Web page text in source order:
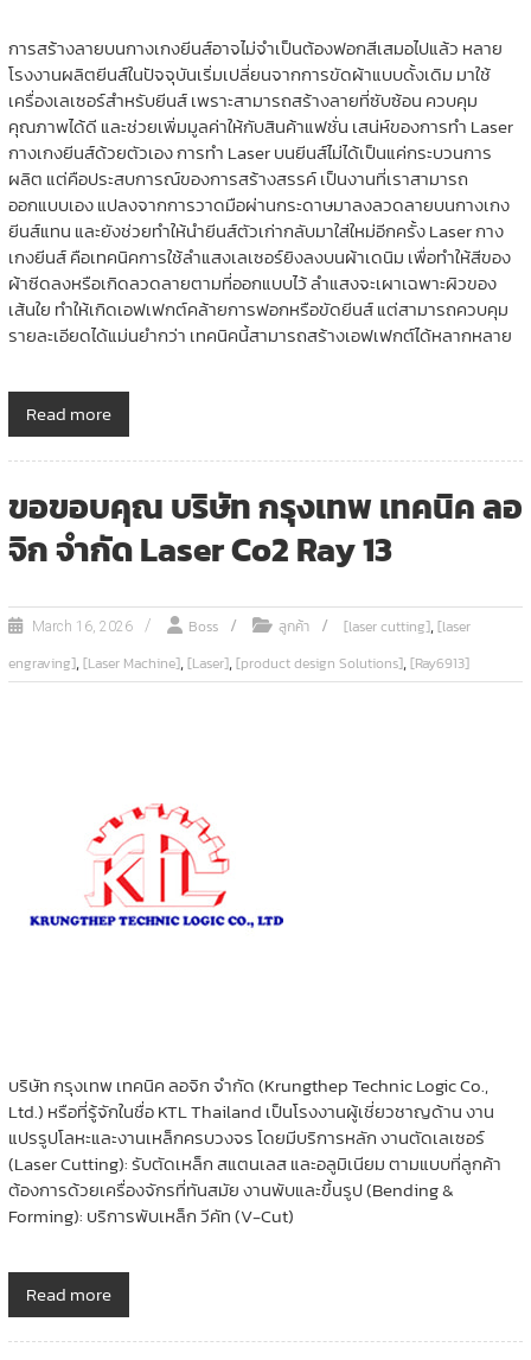
การสร้างลายบนกางเกงยีนส์อาจไม่จำเป็นต้องฟอกสีเสมอไปแล้ว หลาย
โรงงานผลิตยีนส์ในปัจจุบันเริ่มเปลี่ยนจากการขัดผ้าแบบดั้งเดิม มาใช้
เครื่องเลเซอร์สำหรับยีนส์ เพราะสามารถสร้างลายที่ซับซ้อน ควบคุม
คุณภาพได้ดี และช่วยเพิ่มมูลค่าให้กับสินค้าแฟชั่น เสน่ห์ของการทำ Laser
กางเกงยีนส์ด้วยตัวเอง การทำ Laser บนยีนส์ไม่ได้เป็นแค่กระบวนการ
ผลิต แต่คือประสบการณ์ของการสร้างสรรค์ เป็นงานที่เราสามารถ
ออกแบบเอง แปลงจากการวาดมือผ่านกระดาษมาลงลวดลายบนกางเกง
ยีนส์แทน และยังช่วยทำให้นำยีนส์ตัวเก่ากลับมาใส่ใหม่อีกครั้ง Laser กาง
เกงยีนส์ คือเทคนิคการใช้ลำแสงเลเซอร์ยิงลงบนผ้าเดนิม เพื่อทำให้สีของ
ผ้าซีดลงหรือเกิดลวดลายตามที่ออกแบบไว้ ลำแสงจะเผาเฉพาะผิวของ
เส้นใย ทำให้เกิดเอฟเฟกต์คล้ายการฟอกหรือขัดยีนส์ แต่สามารถควบคุม
รายละเอียดได้แม่นยำกว่า เทคนิคนี้สามารถสร้างเอฟเฟกต์ได้หลากหลาย
Read more
ขอขอบคุณ บริษัท กรุงเทพ เทคนิค ลอ
จิก จำกัด Laser Co2 Ray 13
March 16, 2026 Boss ลูกค้า [laser cutting],[laser
engraving],[Laser Machine],[Laser],[product design Solutions],[Ray6913]
บริษัท กรุงเทพ เทคนิค ลอจิก จำกัด (Krungthep Technic Logic Co.,
Ltd.) หรือที่รู้จักในชื่อ KTL Thailand เป็นโรงงานผู้เชี่ยวชาญด้าน งาน
แปรรูปโลหะและงานเหล็กครบวงจร โดยมีบริการหลัก งานตัดเลเซอร์
(Laser Cutting): รับตัดเหล็ก สแตนเลส และอลูมิเนียม ตามแบบที่ลูกค้า
ต้องการด้วยเครื่องจักรที่ทันสมัย งานพับและขึ้นรูป (Bending &
Forming): บริการพับเหล็ก วีคัท (V-Cut)
Read more